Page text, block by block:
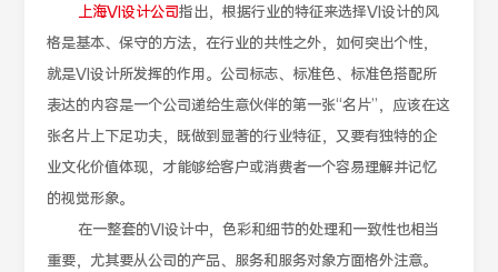
上海VI设计公司指出，根据行业的特征来选择VI设计的风
格是基本、保守的方法，在行业的共性之外，如何突出个性，
就是VI设计所发挥的作用。公司标志、标准色、标准色搭配所
表达的内容是一个公司递给生意伙伴的第一张“名片”，应该在这
张名片上下足功夫，既做到显著的行业特征，又要有独特的企
业文化价值体现，才能够给客户或消费者一个容易理解并记忆
的视觉形象。
在一整套的VI设计中，色彩和细节的处理和一致性也相当
重要，尤其要从公司的产品、服务和服务对象方面格外注意。